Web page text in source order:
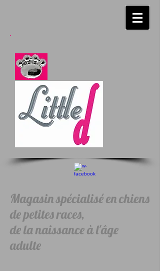
Magasin spécialisé en chiens
de petites races,
de la naissance à l'âge
adulte